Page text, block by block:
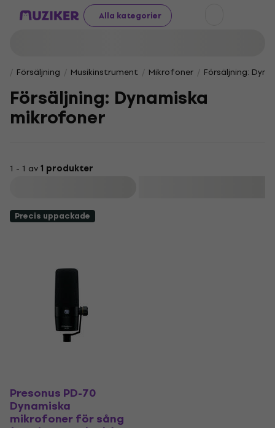
Alla kategorier
Försäljning Musikinstrument Mikrofoner Försäljning:
Försäljning: Dynamiska
mikrofoner
1 - 1 av1 produkter
Precis uppackade
Presonus PD-70
Dynamiska
mikrofoner för sång